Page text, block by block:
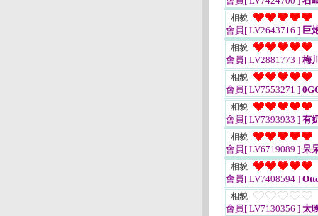
相貌
會員[ LV2643716 ] 巨
相貌
會員[ LV2881773 ] 梅
相貌
會員[ LV7553271 ]
相貌
會員[ LV7393933 ] 有
相貌
會員[ LV6719089 ] 呆
相貌
會員[ LV7408594 ]
相貌
會員[ LV7130356 ] 太